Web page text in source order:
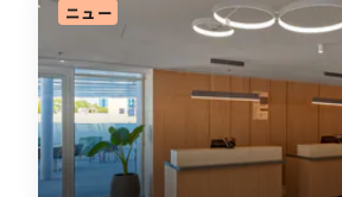
ニュー